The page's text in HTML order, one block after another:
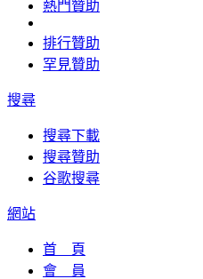
熱門贊助
排行贊助
罕見贊助
搜尋
搜尋下載
搜尋贊助
谷歌搜尋
網站
首 頁
會 員